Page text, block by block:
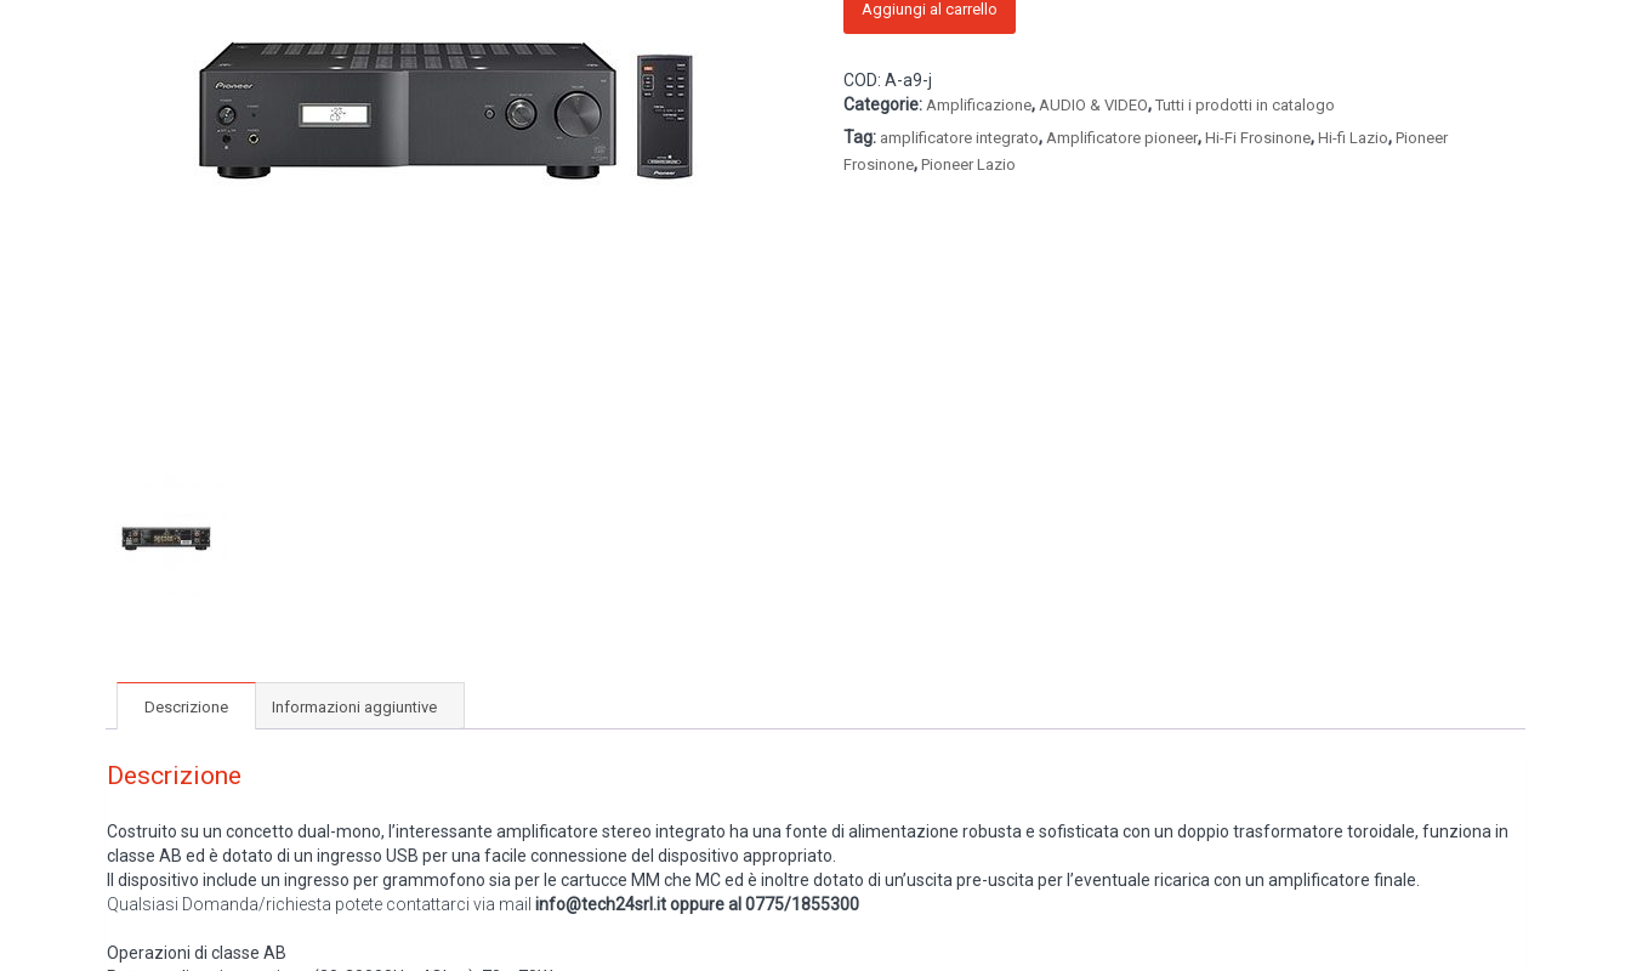
Amplificatore
demo)
quantità
Aggiungi al carrello
COD:A-a9-j
Categorie: Amplificazione, AUDIO & VIDEO,Tutti i prodotti in catalogo
Tag: amplificatore integrato, Amplificatore pioneer,Hi-Fi Frosinone,Hi-fi Lazio,Pioneer
Frosinone,Pioneer Lazio
Descrizione Informazioni aggiuntive
Descrizione
Costruito su un concetto dual-mono, l’interessante amplificatore stereo integrato ha una fonte di alimentazione robusta e sofisticata con un doppio trasformatore toroidale, funziona in
classe AB ed è dotato di un ingresso USB per una facile connessione del dispositivo appropriato.
Il dispositivo include un ingresso per grammofono sia per le cartucce MM che MC ed è inoltre dotato di un’uscita pre-uscita per l’eventuale ricarica con un amplificatore finale.
Qualsiasi Domanda/richiesta potete contattarci via mail info@tech24srl.it oppure al 0775/1855300
Operazioni di classe AB